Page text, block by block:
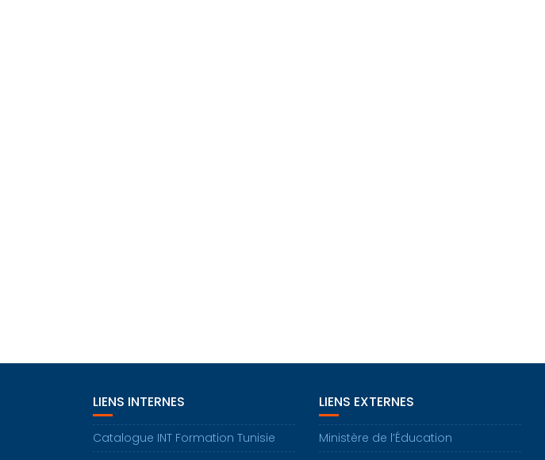
LIENS INTERNES
Catalogue INT Formation Tunisie
LIENS EXTERNES
Ministère de l’Éducation